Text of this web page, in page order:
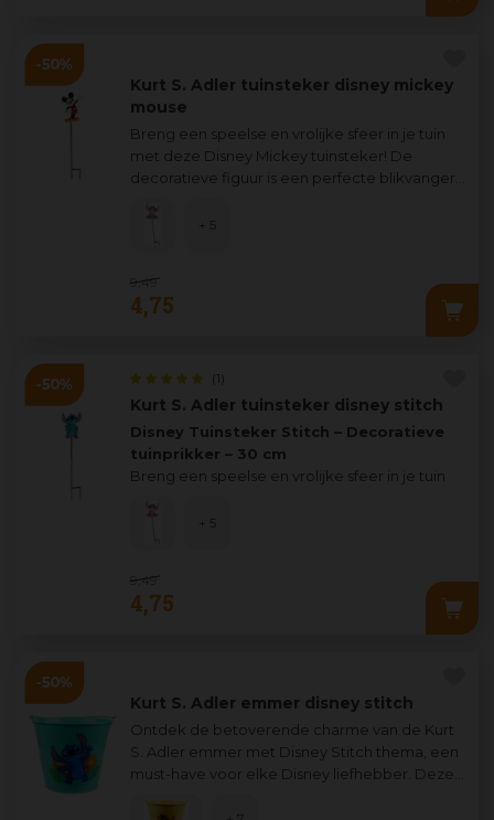
Kurt S. Adler tuinsteker disney mickey
mouse
Breng een speelse en vrolijke sfeer in je tuin
met deze Disney Mickey tuinsteker! De
decoratieve figuur is een perfecte blikvanger
9, 49
4,75
+ 5
Kurt S. Adler tuinsteker disney stitch
(1)
Disney Tuinsteker Stitch – Decoratieve
tuinprikker – 30 cm
Breng een speelse en vrolijke sfeer in je tuin
9, 49
4,75
+ 5
Kurt S. Adler emmer disney stitch
Ontdek de betoverende charme van de Kurt
S. Adler emmer met Disney Stitch thema, een
must-have voor elke Disney liefhebber. Deze